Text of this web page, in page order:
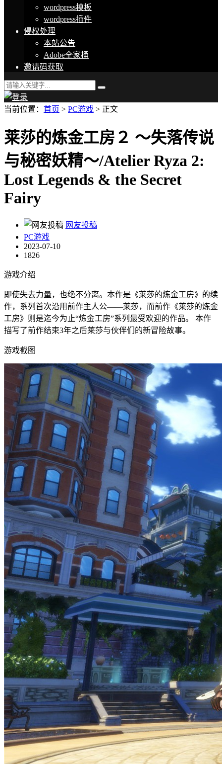
wordpress模板
wordpress插件
侵权处理
本站公告
Adobe全家桶
邀请码获取
当前位置： 首页 > PC游戏 > 正文
莱莎的炼金工房２ ～失落传说
与秘密妖精～/Atelier Ryza 2:
Lost Legends & the Secret
Fairy
网友投稿
PC游戏
2023-07-10
1826
游戏介绍
即使失去力量，也绝不分离。本作是《莱莎的炼金工房》的续
作，系列首次沿用前作主人公——莱莎，而前作《莱莎的炼金
工房》则是迄今为止“炼金工房”系列最受欢迎的作品。 本作
描写了前作结束3年之后莱莎与伙伴们的新冒险故事。
游戏截图